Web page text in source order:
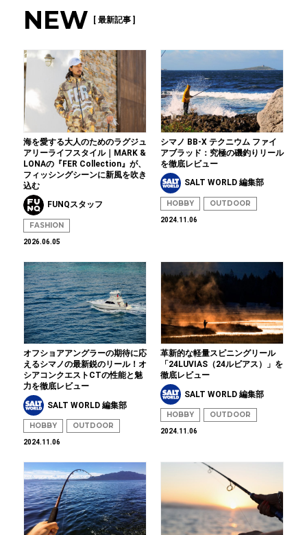
NEW [ 最新記事 ]
海を愛する大人のためのラグジュ
アリーライフスタイル｜MARK &
LONAの『FER Collection』が、
フィッシングシーンに新風を吹き
込む
FUNQスタッフ
FASHION
2026.06.05
シマノ BB-X テクニウム ファイ
アブラッド：究極の磯釣りリール
を徹底レビュー
SALT WORLD 編集部
HOBBY OUTDOOR
2024.11.06
オフショアアングラーの期待に応
えるシマノの最新鋭のリール！オ
シアコンクエストCTの性能と魅
力を徹底レビュー
SALT WORLD 編集部
HOBBY OUTDOOR
2024.11.06
革新的な軽量スピニングリール
「24LUVIAS（24ルビアス）」を
徹底レビュー
SALT WORLD 編集部
HOBBY OUTDOOR
2024.11.06